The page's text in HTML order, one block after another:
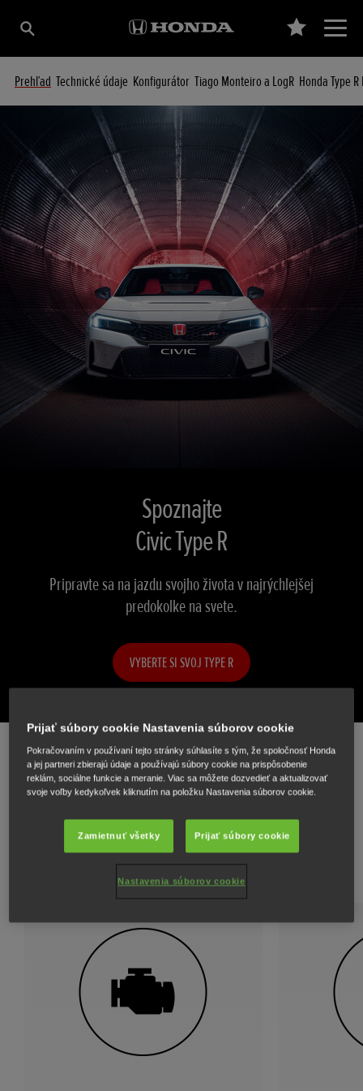
Prehľad Technické údaje Konfigurátor Tiago Monteiro a LogR Honda Type
Spoznajte
Civic Type R
Pripravte sa na jazdu svojho života v najrýchlejšej
predokolke na svete.
VYBERTE SI SVOJ TYPE R
Navrhnutý pre extra výkony: Civic
Type R je štýlovejší, ľahší a
rýchlejší
Prijať súbory cookie Nastavenia súborov cookie
Pokračovaním v používaní tejto stránky súhlasíte s tým, že spoločnosť Honda
a jej partneri zbierajú údaje a používajú súbory cookie na prispôsobenie
reklám, sociálne funkcie a meranie. Viac sa môžete dozvedieť a aktualizovať
svoje voľby kedykoľvek kliknutím na položku Nastavenia súborov cookie.
Zamietnuť všetky Prijať súbory cookie
Nastavenia súborov cookie